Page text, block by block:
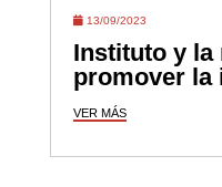
13/09/2023
Instituto y la
promover la
VER MÁS